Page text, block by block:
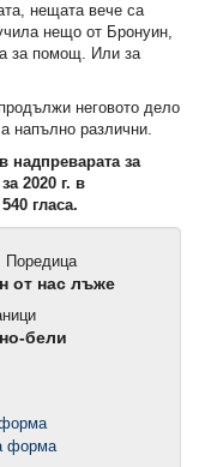
нещата вече са
нещо от Бронуин,
за помощ. Или за
неговото дело
напълно различни.
надпреварата за
2020 г. в
гласа.
Поредица
от нас лъже
бели